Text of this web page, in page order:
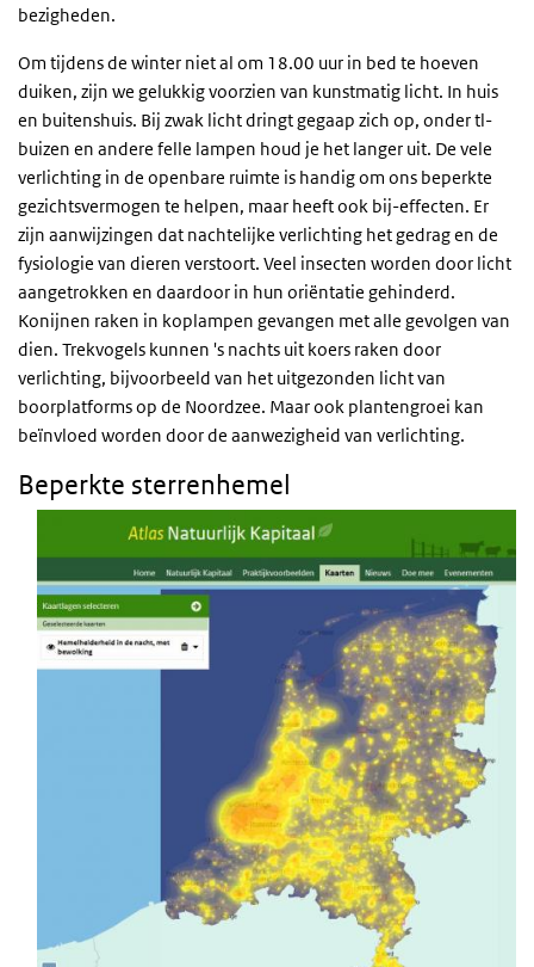
bezigheden.
Om tijdens de winter niet al om 18.00 uur in bed te hoeven
duiken, zijn we gelukkig voorzien van kunstmatig licht. In huis
en buitenshuis. Bij zwak licht dringt gegaap zich op, onder tl-
buizen en andere felle lampen houd je het langer uit. De vele
verlichting in de openbare ruimte is handig om ons beperkte
gezichtsvermogen te helpen, maar heeft ook bij-effecten. Er
zijn aanwijzingen dat nachtelijke verlichting het gedrag en de
fysiologie van dieren verstoort. Veel insecten worden door licht
aangetrokken en daardoor in hun oriëntatie gehinderd.
Konijnen raken in koplampen gevangen met alle gevolgen van
dien. Trekvogels kunnen 's nachts uit koers raken door
verlichting, bijvoorbeeld van het uitgezonden licht van
boorplatforms op de Noordzee. Maar ook plantengroei kan
beïnvloed worden door de aanwezigheid van verlichting.
Beperkte sterrenhemel